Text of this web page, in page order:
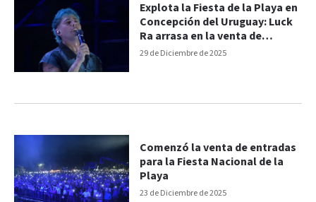
29 de Diciembre de 2025
Explota la Fiesta de la Playa en
Concepción del Uruguay: Luck
Ra arrasa en la venta de
entradas
23 de Diciembre de 2025
Comenzó la venta de entradas
para la Fiesta Nacional de la
Playa